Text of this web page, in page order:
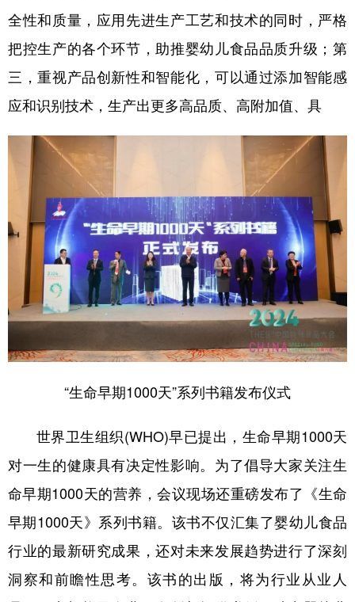
全性和质量，应用先进生产工艺和技术的同时，严格
把控生产的各个环节，助推婴幼儿食品品质升级；第
三，重视产品创新性和智能化，可以通过添加智能感
应和识别技术，生产出更多高品质、高附加值、具
“生命早期1000天”系列书籍发布仪式
世界卫生组织(WHO)早已提出，生命早期1000天
对一生的健康具有决定性影响。为了倡导大家关注生
命早期1000天的营养，会议现场还重磅发布了《生命
早期1000天》系列书籍。该书不仅汇集了婴幼儿食品
行业的最新研究成果，还对未来发展趋势进行了深刻
洞察和前瞻性思考。该书的出版，将为行业从业人